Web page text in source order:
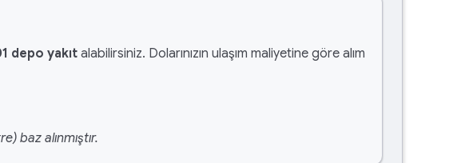
depo yakıt alabilirsiniz. Dolarınızın ulaşım maliyetine göre alım
baz alınmıştır.